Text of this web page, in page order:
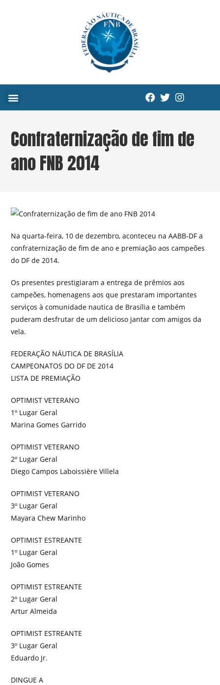
Confraternização de fim de
ano FNB 2014
Na quarta-feira, 10 de dezembro, aconteceu na AABB-DF a
confraternização de fim de ano e premiação aos campeões
do DF de 2014.
Os presentes prestigiaram a entrega de prêmios aos
campeões, homenagens aos que prestaram importantes
serviços à comunidade nautica de Brasília e também
puderam desfrutar de um delicioso jantar com amigos da
vela.
FEDERAÇÃO NÁUTICA DE BRASÍLIA
CAMPEONATOS DO DF DE 2014
LISTA DE PREMIAÇÃO
OPTIMIST VETERANO
1º Lugar Geral
Marina Gomes Garrido
OPTIMIST VETERANO
2º Lugar Geral
Diego Campos Laboissière Villela
OPTIMIST VETERANO
3º Lugar Geral
Mayara Chew Marinho
OPTIMIST ESTREANTE
1º Lugar Geral
João Gomes
OPTIMIST ESTREANTE
2º Lugar Geral
Artur Almeida
OPTIMIST ESTREANTE
3º Lugar Geral
Eduardo Jr.
DINGUE A